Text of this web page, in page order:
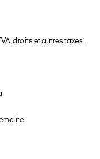
droits et autres taxes.